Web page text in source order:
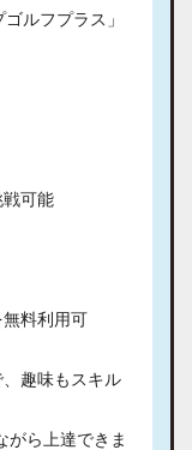
ルフプラス」
戦可能
料利用可
趣味もスキル
がら上達できま